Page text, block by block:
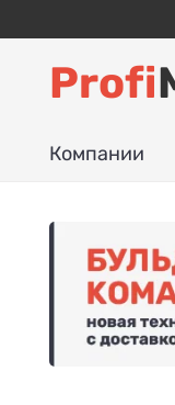
Profi
Компании